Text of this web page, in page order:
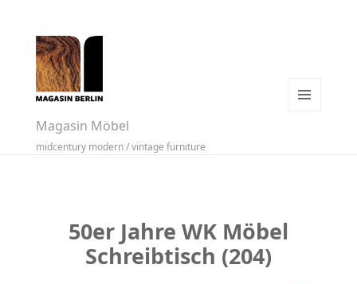
Magasin Möbel
midcentury modern / vintage furniture
50er Jahre WK Möbel
Schreibtisch (204)